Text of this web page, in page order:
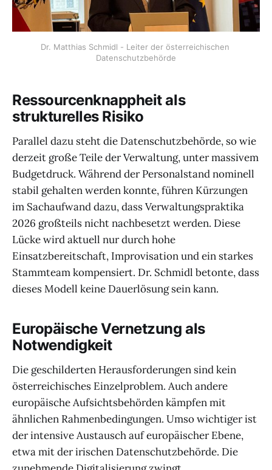
Dr. Matthias Schmidl - Leiter der österreichischen
Datenschutzbehörde
Ressourcenknappheit als
strukturelles Risiko
Parallel dazu steht die Datenschutzbehörde, so wie
derzeit große Teile der Verwaltung, unter massivem
Budgetdruck. Während der Personalstand nominell
stabil gehalten werden konnte, führen Kürzungen
im Sachaufwand dazu, dass Verwaltungspraktika
2026 großteils nicht nachbesetzt werden. Diese
Lücke wird aktuell nur durch hohe
Einsatzbereitschaft, Improvisation und ein starkes
Stammteam kompensiert. Dr. Schmidl betonte, dass
dieses Modell keine Dauerlösung sein kann.
Europäische Vernetzung als
Notwendigkeit
Die geschilderten Herausforderungen sind kein
österreichisches Einzelproblem. Auch andere
europäische Aufsichtsbehörden kämpfen mit
ähnlichen Rahmenbedingungen. Umso wichtiger ist
der intensive Austausch auf europäischer Ebene,
etwa mit der irischen Datenschutzbehörde. Die